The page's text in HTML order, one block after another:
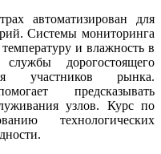
автоматизирован для
Системы мониторинга
и влажность в
дорогостоящего
участников рынка.
предсказывать
узлов. Курс по
технологических